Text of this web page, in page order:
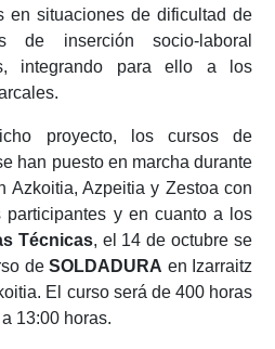
en situaciones de dificultad de
de inserción socio-laboral
integrando para ello a los
proyecto, los cursos de
han puesto en marcha durante
Azkoitia, Azpeitia y Zestoa con
participantes y en cuanto a los
Técnicas, el 14 de octubre se
deSOLDADURA en Izarraitz
El curso será de 400 horas
13:00 horas.